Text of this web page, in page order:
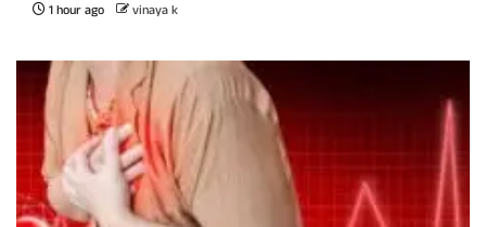
1 hour ago vinaya k